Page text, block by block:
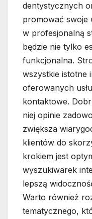
dentystycznych
promować swoje
w profesjonalną
będzie nie tylko
funkcjonalna.
wszystkie istotne
oferowanych
kontaktowe.
niej opinie
zwiększa
klientów do
krokiem jest
wyszukiwarek
lepszą
Warto również
tematycznego,